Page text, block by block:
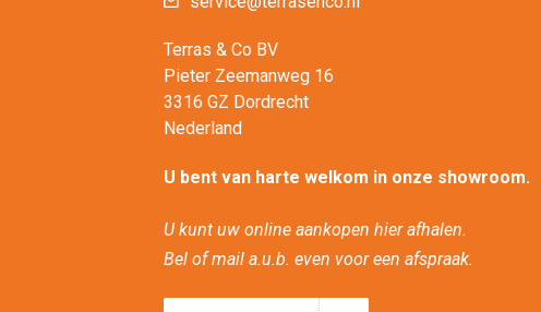
Terras & Co BV
Pieter Zeemanweg 16
3316 GZ Dordrecht
Nederland
U bent van harte welkom in onze showroom.
U kunt uw online aankopen hier afhalen.
Bel of mail a.u.b. even voor een afspraak.